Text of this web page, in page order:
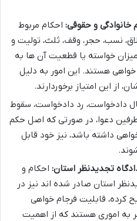
و حقوقی: احکام مربوط
نسب، حجر، وقف، ثلث، تولیت و
خواسته یا قطعیت آن ها به
خواهی هستند. این امور به دلیل
از این امتیاز برخوردارند.
دادخواست، رد دادخواست، سقوط
دعوا، در صورتی که اصل حکم
داشته باشد، نیز خود قابل
تجدیدنظر استان: احکام و
استان صادر شده اند نیز در
کرده، قابلیت فرجام خواهی
به اموری هستند که از اهمیت